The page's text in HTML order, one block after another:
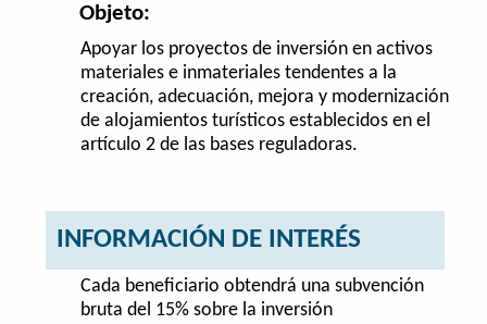
Objeto:
Apoyar los proyectos de inversión en activos
materiales e inmateriales tendentes a la
creación, adecuación, mejora y modernización
de alojamientos turísticos establecidos en el
artículo 2 de las bases reguladoras.
INFORMACIÓN DE INTERÉS
Cada beneficiario obtendrá una subvención
bruta del 15% sobre la inversión